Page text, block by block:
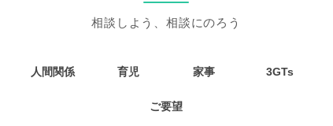
相談しよう、相談にのろう
人間関係 育児 家事 3GTs
ご要望